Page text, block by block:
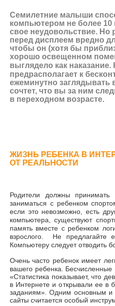
Семилетние малыши
компьютером не более 10
свое неудовольствие. Но
перед дисплеем вредно
чтобы он (хотя бы
хорошо освещенном
выглядело как наказание.
предрасполагает к
ежеминутно заглядывать
сочтет, что вы за ним
в переходном возрасте.
ЖИЗНЬ РЕБЕНКА В
ОТ РЕАЛЬНОСТИ
Родители должны принимать
заниматься с ребенком
если это невозможно, есть
компьютера, существуют
память вместе с ребенком
взрослого. Не предлагайте
Компьютеру следует отводить
Очень часто ребенок имеет
вашего ребенка.
«Статистика показывает, что
в Интернете и открывали ее в
заданиям». Одним основным и
сайты считается особый